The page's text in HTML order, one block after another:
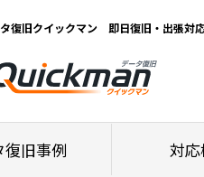
復旧クイックマン 即日復旧・出張対
復旧事例 対